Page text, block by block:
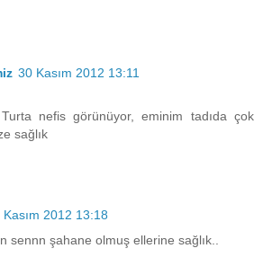
30 Kasım 2012 13:11
nefis görünüyor, eminim tadıda çok
sağlık
Kasım 2012 13:18
sennn şahane olmuş ellerine sağlık..